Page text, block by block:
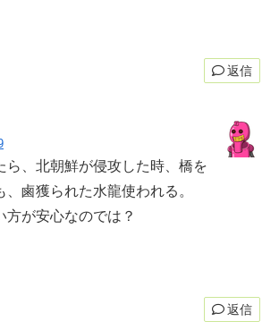
返信
ら、北朝鮮が侵攻した時、橋を
鹵獲られた水龍使われる。
方が安心なのでは？
返信